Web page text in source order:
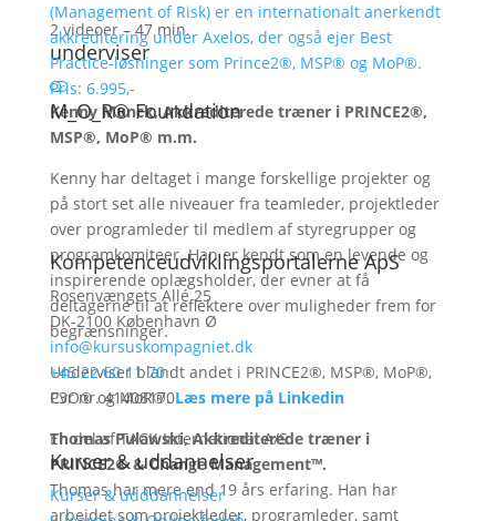
2 videoer – 47 min.
underviser
Kenny Munck, Akkrediterede træner i PRINCE2®,
MSP®, MoP® m.m.
Kenny har deltaget i mange forskellige projekter og
på stort set alle niveauer fra teamleder, projektleder
over programleder til medlem af styregrupper og
programkomiteer. Han er kendt som en levende og
inspirerende oplægsholder, der evner at få
deltagerne til at reflektere over muligheder frem for
begrænsninger.
Underviser blandt andet i PRINCE2®, MSP®, MoP®,
P3O® og MoR®.Læs mere på Linkedin
Thomas Pulawski, Akkrediterede træner i
PRINCE2® & Change Management™.
Thomas har mere end 19 års erfaring. Han har
arbejdet som projektleder, programleder, samt
(Management of Risk) er en internationalt anerkendt
akkreditering under Axelos, der også ejer Best
Practice-løsninger som Prince2®, MSP® og MoP®.
Pris: 6.995,-
M_O_R® Foundation
Kompetenceudviklingsportalerne ApS
Rosenvængets Allé 25
DK-2100 København Ø
info@kursuskompagniet.dk
+45 22 60 11 70
Cvr nr. 41408170
En del af TACK International A/S
Kurser & uddannelser
Kurser & udddannelser